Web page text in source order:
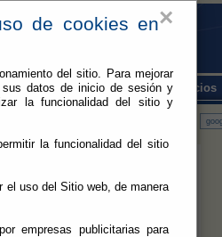
×
de cookies en
del sitio. Para mejorar
sus datos de inicio de sesión y
la funcionalidad del sitio y
la funcionalidad del sitio
el uso del Sitio web, de manera
empresas publicitarias para
Conoce Berja Servicios
de la cubierta